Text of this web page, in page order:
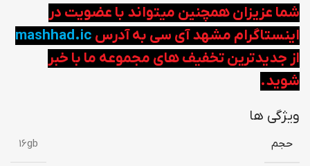
شما عزیزان همچنین میتواند با عضویت در
اینستاگرام مشهد آی سی به آدرس mashhad.ic
از جدیدترین تخفیف های مجموعه ما با خبر
شوید.
ویژگی ها
حجم 16gb